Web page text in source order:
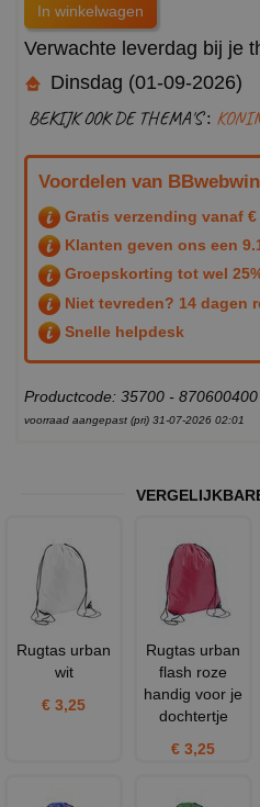
Verwachte leverdag bij je
Dinsdag (01-09-2026)
BEKIJK OOK DE THEMA'S :
Voordelen van
Gratis verzending vanaf €
Klanten geven ons een
Groepskorting tot wel
Niet tevreden? 14 dagen
Snelle helpdesk
Productcode: 35700 - 870600400
voorraad aangepast (pri) 31-07-2026 02:01
Rugtas urban
wit
€ 3,25
Rugtas urban
flash roze
handig voor je
dochtertje
€ 3,25